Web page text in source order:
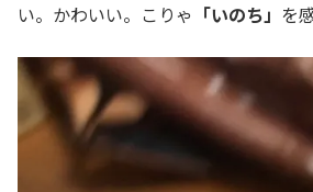
い。かわいい。こりゃ 「いのち」 を